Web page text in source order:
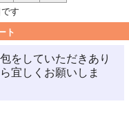
す
ト
をしていただきあり
宜しくお願いしま